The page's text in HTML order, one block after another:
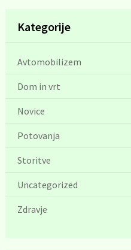
Kategorije
Avtomobilizem
Dom in vrt
Novice
Potovanja
Storitve
Uncategorized
Zdravje